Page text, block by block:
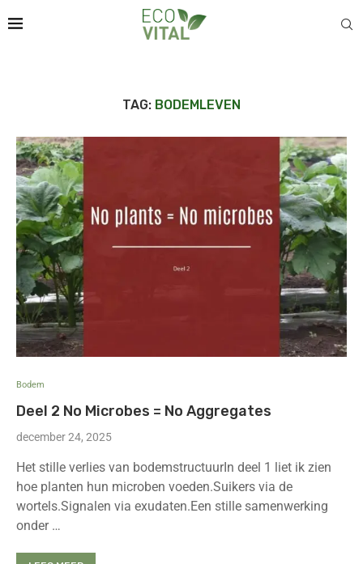
TAG: BODEMLEVEN
Bodem
Deel 2 No Microbes = No Aggregates
december 24, 2025
Het stille verlies van bodemstructuurIn deel 1 liet ik zien
hoe planten hun microben voeden.Suikers via de
wortels.Signalen via exudaten.Een stille samenwerking
onder …